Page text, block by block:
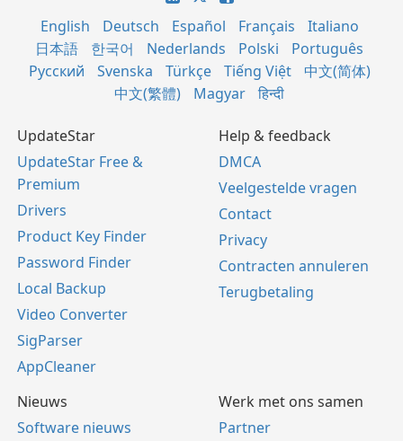
English Deutsch Español Français
Italiano
日本語
한국어 Nederlands Polski
Português
Русский
Svenska Türkçe Tiếng Việt
中文(简体)
中文(繁體)
Magyar हिन्दी
UpdateStar
UpdateStar Free &
Premium
Drivers
Product Key Finder
Password Finder
Local Backup
Video Converter
SigParser
AppCleaner
Help & feedback
DMCA
Veelgestelde vragen
Contact
Privacy
Contracten annuleren
Terugbetaling
Nieuws
Software nieuws
Werk met ons samen
Partner